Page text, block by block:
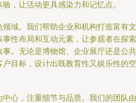
，让活动更具感染力和记忆点。
域。我们帮助企业和机构打造富有文
性布局和互动元素，让参观者在探索
。无论是博物馆、企业展厅还是公共
目标，设计出既教育性又娱乐性的空
心，注重细节与品质。我们的团队由